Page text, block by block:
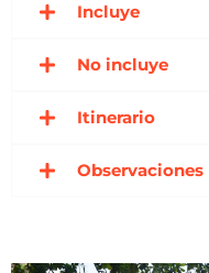
Incluye
No incluye
Itinerario
Observaciones